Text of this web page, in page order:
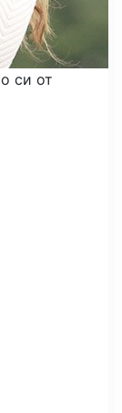
си от